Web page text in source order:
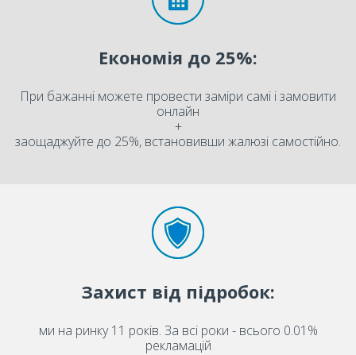
Економія до 25%:
При бажанні можете провести заміри самі і замовити
онлайн
+
заощаджуйте до 25%, встановивши жалюзі самостійно.
Захист від підробок:
ми на ринку 11 років. За всі роки - всього 0.01%
рекламацій